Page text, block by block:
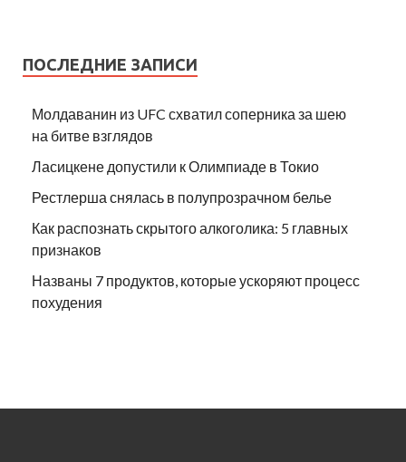
ПОСЛЕДНИЕ ЗАПИСИ
Молдаванин из UFC схватил соперника за шею
на битве взглядов
Ласицкене допустили к Олимпиаде в Токио
Рестлерша снялась в полупрозрачном белье
Как распознать скрытого алкоголика: 5 главных
признаков
Названы 7 продуктов, которые ускоряют процесс
похудения